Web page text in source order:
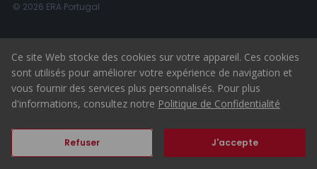
© 2026 ERA Portugal
Ce site Web stocke des cookies sur votre appareil. Ces cookies
sont utilisés pour améliorer votre expérience de navigation et
vous fournir des services plus personnalisés. Pour plus
d'informations, consultez notre Politique de Confidentialité
Refuser J'accepte